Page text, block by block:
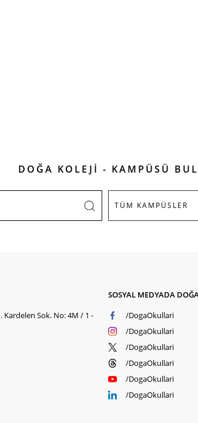
DOĞA KOLEJİ - KAMPÜSÜ BUL
Kardelen Sok. No: 4M / 1 -
SOSYAL MEDYADA
/DogaOkullari
/DogaOkullari
/DogaOkullari
/DogaOkullari
/DogaOkullari
/DogaOkullari